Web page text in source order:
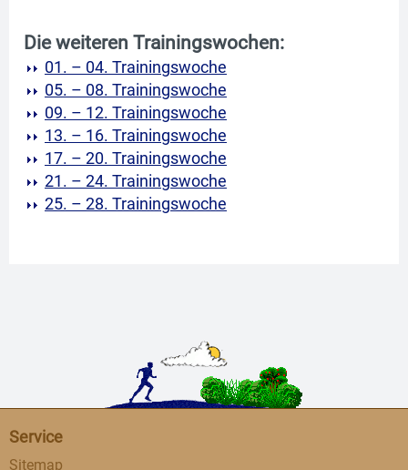
Die weiteren Trainingswochen:
01. – 04. Trainingswoche
05. – 08. Trainingswoche
09. – 12. Trainingswoche
13. – 16. Trainingswoche
17. – 20. Trainingswoche
21. – 24. Trainingswoche
25. – 28. Trainingswoche
Service
Sitemap